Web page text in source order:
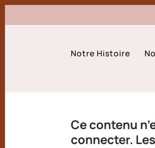
Notre Histoire
Ce contenu
connecter.